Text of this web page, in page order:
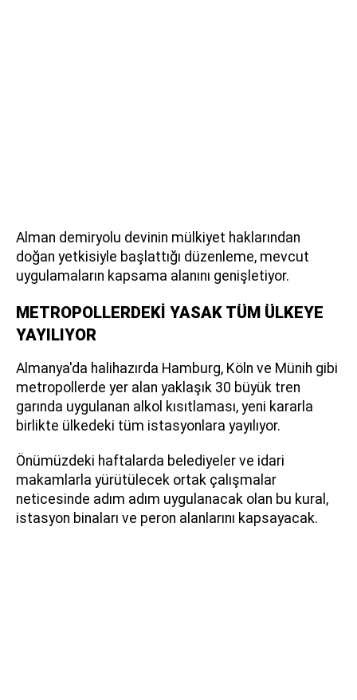
Alman demiryolu devinin mülkiyet haklarından
doğan yetkisiyle başlattığı düzenleme, mevcut
uygulamaların kapsama alanını genişletiyor.
METROPOLLERDEKİ YASAK TÜM ÜLKEYE
YAYILIYOR
Almanya'da halihazırda Hamburg, Köln ve Münih gibi
metropollerde yer alan yaklaşık 30 büyük tren
garında uygulanan alkol kısıtlaması, yeni kararla
birlikte ülkedeki tüm istasyonlara yayılıyor.
Önümüzdeki haftalarda belediyeler ve idari
makamlarla yürütülecek ortak çalışmalar
neticesinde adım adım uygulanacak olan bu kural,
istasyon binaları ve peron alanlarını kapsayacak.